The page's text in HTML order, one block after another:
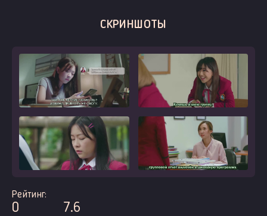
СКРИНШОТЫ
Рейтинг:
0 7.6